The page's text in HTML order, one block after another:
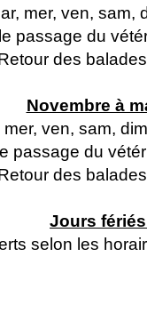
mer, ven, sam,
passage du
des
Novembre à
mer, ven, sam,
passage du
des
Jours
selon les